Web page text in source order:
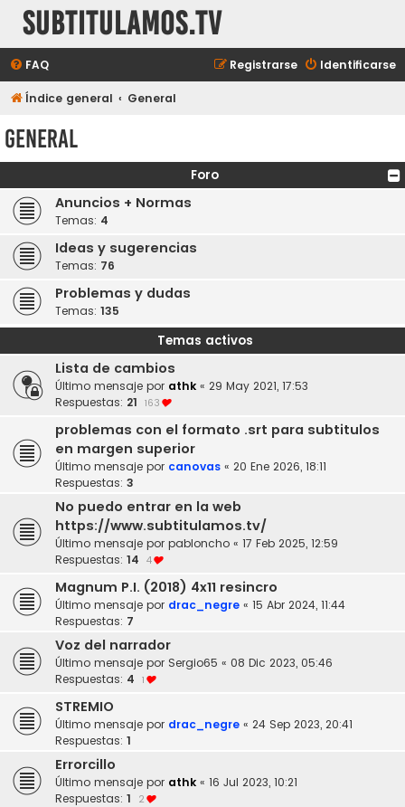
subtitulamos.tv
FAQ Identificarse
Registrarse
Índice general General
General
Foro
Anuncios + Normas
Temas: 4
Ideas y sugerencias
Temas: 76
Problemas y dudas
Temas: 135
Temas activos
Lista de cambios
Último mensaje por athk « 29 May 2021, 17:53
Respuestas: 21 163
problemas con el formato .srt para subtitulos
en margen superior
Último mensaje por canovas « 20 Ene 2026, 18:11
Respuestas: 3
No puedo entrar en la web
https://www.subtitulamos.tv/
Último mensaje por pabloncho « 17 Feb 2025, 12:59
Respuestas: 14 4
Magnum P.I. (2018) 4x11 resincro
Último mensaje por drac_negre « 15 Abr 2024, 11:44
Respuestas: 7
Voz del narrador
Último mensaje por Sergio65 « 08 Dic 2023, 05:46
Respuestas: 4 1
STREMIO
Último mensaje por drac_negre « 24 Sep 2023, 20:41
Respuestas: 1
Errorcillo
Último mensaje por athk « 16 Jul 2023, 10:21
Respuestas: 1 2